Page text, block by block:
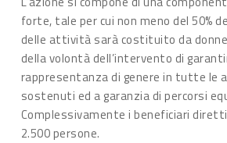
forte, tale per cui non meno del 50%
delle attività sarà costituito da
della volontà dell’intervento di
rappresentanza di genere in tutte le
sostenuti ed a garanzia di percorsi
Complessivamente i beneficiari
2.500 persone.